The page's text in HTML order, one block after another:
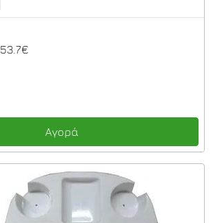
53.7€
Αγορά